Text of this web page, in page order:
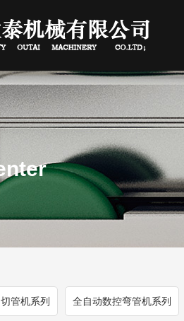
管机系列 全自动数控弯管机系列